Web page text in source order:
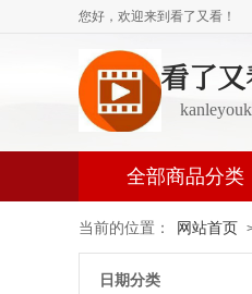
您好，欢迎来到看了又看！
看了
全部商品分类
当前的位置： 网站首页
日期分类